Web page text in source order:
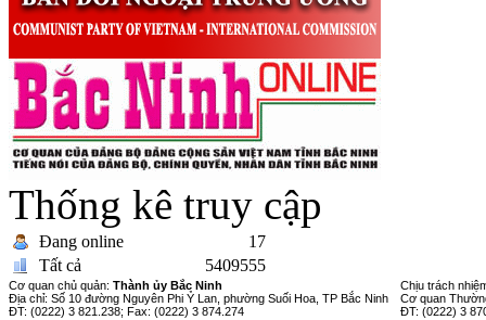
Thống kê truy cập
Đang online
17
Tất cả
5409555
Cơ quan chủ quản: Thành ủy Bắc Ninh
Địa chỉ: Số 10 đường Nguyên Phi Ỷ Lan, phường Suối Hoa, TP Bắc Ninh
ĐT: (0222) 3 821.238; Fax: (0222) 3 874.274
Chịu trách
Cơ quan
ĐT: (0222) 3